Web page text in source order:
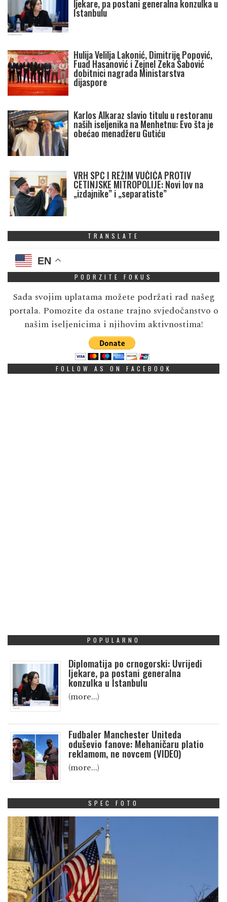
ljekare, pa postani generalna konzulka u
Istanbulu
Hulija Velilja Lakonić, Dimitrije Popović,
Fuad Hasanović i Zejnel Zeka Šabović
dobitnici nagrada Ministarstva
dijaspore
Karlos Alkaraz slavio titulu u restoranu
naših iseljenika na Menhetnu: Evo šta je
obećao menadžeru Gutiću
VRH SPC I REŽIM VUČIĆA PROTIV
CETINJSKE MITROPOLIJE: Novi lov na
„izdajnike” i „separatiste”
TRANSLATE
EN
PODRZITE FOKUS
Sada svojim uplatama možete podržati rad našeg
portala. Pomozite da ostane trajno svjedočanstvo o
našim iseljenicima i njihovim aktivnostima!
FOLLOW AS ON FACEBOOK
POPULARNO
Diplomatija po crnogorski: Uvrijedi
ljekare, pa postani generalna
konzulka u Istanbulu
(more…)
Fudbaler Manchester Uniteda
oduševio fanove: Mehaničaru platio
reklamom, ne novcem (VIDEO)
(more…)
SPEC FOTO